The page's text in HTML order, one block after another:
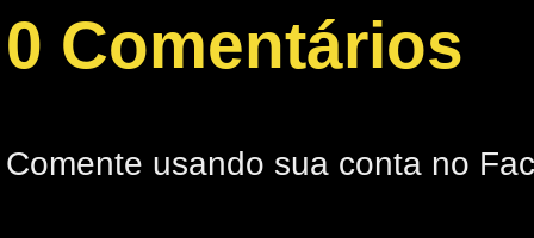
0 Comentários
Comente usando sua conta no